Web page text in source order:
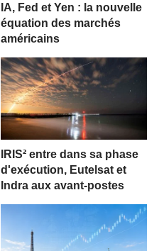
IA, Fed et Yen : la nouvelle
équation des marchés
américains
IRIS² entre dans sa phase
d'exécution, Eutelsat et
Indra aux avant-postes